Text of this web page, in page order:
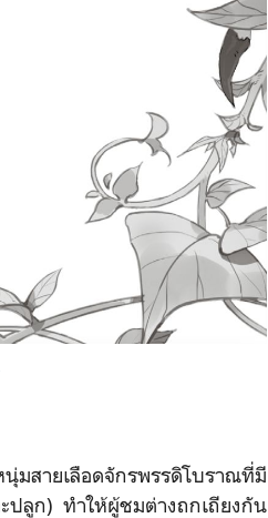
ายเลือดจักรพรรดิโบราณที่มี
ปลูก) ทำให้ผู้ชมต่างถกเถียงกัน